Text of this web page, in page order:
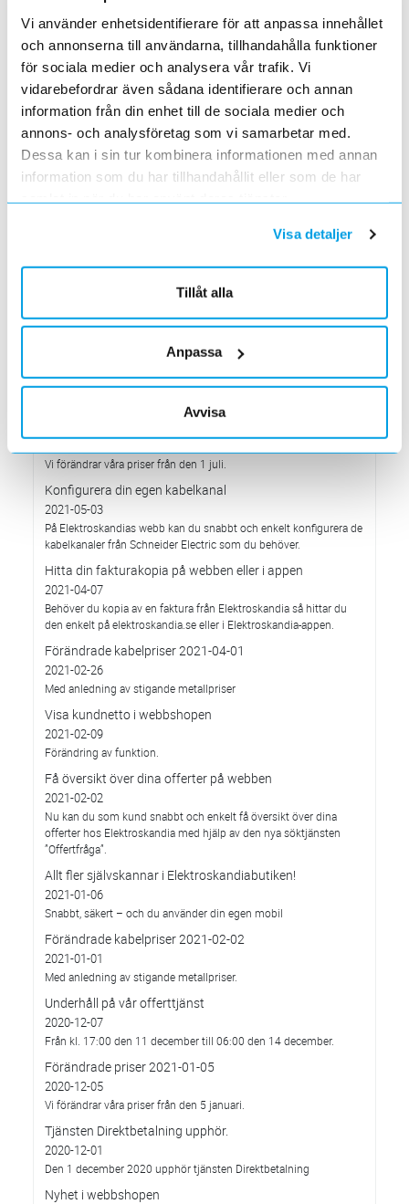
Vi använder enhetsidentifierare för att anpassa innehållet
och annonserna till användarna, tillhandahålla funktioner
för sociala medier och analysera vår trafik. Vi
vidarebefordrar även sådana identifierare och annan
information från din enhet till de sociala medier och
annons- och analysföretag som vi samarbetar med.
Dessa kan i sin tur kombinera informationen med annan
information som du har tillhandahållit eller som de har
samlat in när du har använt deras tjänster.
Visa detaljer
Tillåt alla
Anpassa
Avvisa
hållbarhetsarbete
2022-03-21
Det oberoende analysföretaget Ecovadis har tilldelat
Elektroskandia högsta möjliga betyg, Platina, för företagets
hållbarhetsarbete.
Med anledning av Rysslands invasion av Ukraina
2022-03-03
har Elektroskandia adresserat och tagit avstånd från alla
pågående affärsrelationer med Ryssland & Belarus.
Förändrade priser 2022-04-01
Med anledning av stigande komponent- och metallpriser.
Prisavisering per den 4:e januari 2022
Elektroskandia Sverige AB prisbilden och presenterar ny gällande
Förändrade priser 2021-10-01
2021-09-01
Vi förändrar våra priser från den 1 juli.
Konfigurera din egen kabelkanal
2021-05-03
På Elektroskandias webb kan du snabbt och enkelt konfigurera de
kabelkanaler från Schneider Electric som du behöver.
Hitta din fakturakopia på webben eller i appen
2021-04-07
Behöver du kopia av en faktura från Elektroskandia så hittar du
den enkelt på elektroskandia.se eller i Elektro­skandia-appen.
Förändrade kabelpriser 2021-04-01
2021-02-26
Med anledning av stigande metallpriser
Visa kundnetto i webbshopen
2021-02-09
Förändring av funktion.
Få översikt över dina offerter på webben
2021-02-02
Nu kan du som kund snabbt och enkelt få översikt över dina
offerter hos Elektroskandia med hjälp av den nya söktjänsten
”Offertfråga”.
Allt fler självskannar i Elektroskandiabutiken!
2021-01-06
Snabbt, säkert – och du använder din egen mobil
Förändrade kabelpriser 2021-02-02
2021-01-01
Med anledning av stigande metallpriser.
Underhåll på vår offerttjänst
2020-12-07
Från kl. 17:00 den 11 december till 06:00 den 14 december.
Förändrade priser 2021-01-05
2020-12-05
Vi förändrar våra priser från den 5 januari.
Tjänsten Direktbetalning upphör.
2020-12-01
Den 1 december 2020 upphör tjänsten Direktbetalning
Nyhet i webbshopen